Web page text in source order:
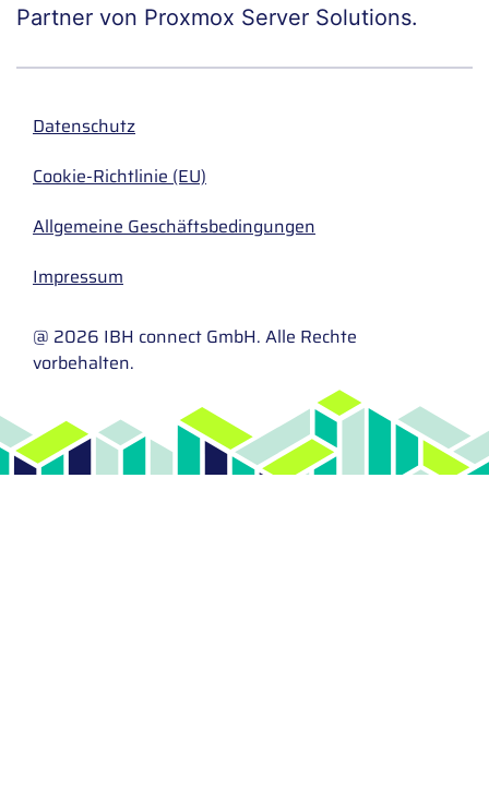
Partner von Proxmox Server Solutions.
Datenschutz
Cookie-Richtlinie (EU)
Allgemeine Geschäftsbedingungen
Impressum
@ 2026 IBH connect GmbH. Alle Rechte
vorbehalten.